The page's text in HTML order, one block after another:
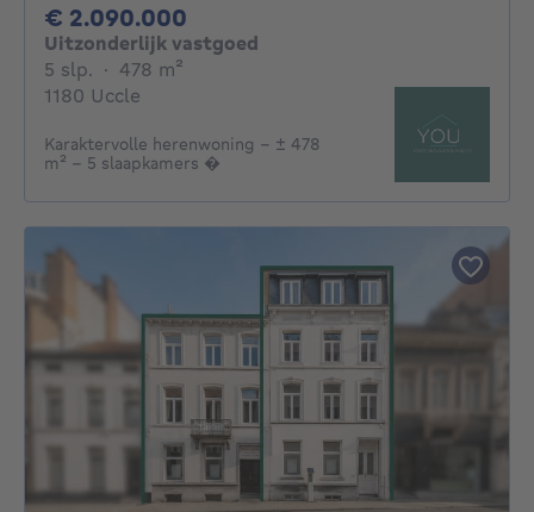
€ 2.090.000
Uitzonderlijk vastgoed
5 slp. 5 slaapkamers
· 478 m²
1180 Uccle
Karaktervolle herenwoning – ± 478
m² – 5 slaapkamers �